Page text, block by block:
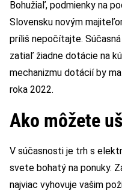
Bohužiaľ, podmienky na
Slovensku novým
príliš nepočítajte.
zatiaľ žiadne dotácie na
mechanizmu dotácií by
roka 2022.
Ako môžete
V súčasnosti je trh s
svete bohatý na ponuky.
najviac vyhovuje vašim